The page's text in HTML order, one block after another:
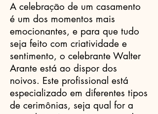
A celebração de um casamento
é um dos momentos mais
emocionantes, e para que tudo
seja feito com criatividade e
sentimento, o celebrante Walter
Arante está ao dispor dos
noivos. Este profissional está
especializado em diferentes tipos
de cerimônias, seja qual for a